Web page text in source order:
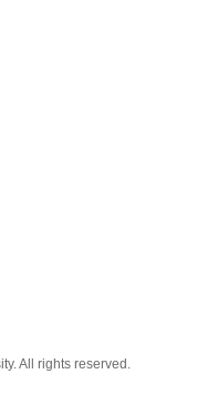
All rights reserved.